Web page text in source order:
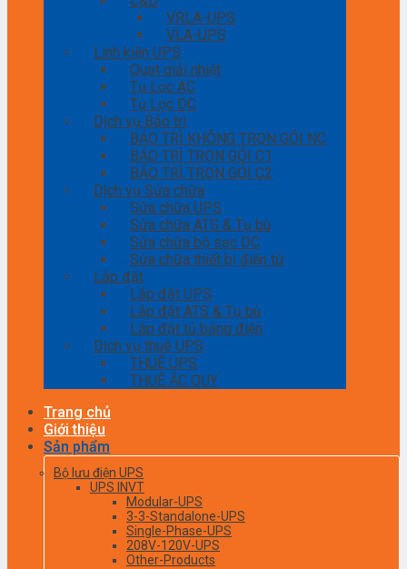
VRLA-UPS
VLA-UPS
Linh kiện UPS
Quạt giải nhiệt
Tụ Lọc AC
Tụ Lọc DC
Dịch vụ Bảo trì
BẢO TRÌ KHÔNG TRỌN GÓI NC
BẢO TRÌ TRỌN GÓI C1
BẢO TRÌ TRỌN GÓI C2
Dịch vụ Sửa chữa
Sửa chữa UPS
Sửa chữa ATS & Tụ bù
Sửa chữa bộ sạc DC
Sửa chữa thiết bị điện tử
Lắp đặt
Lắp đặt UPS
Lắp đặt ATS & Tụ bù
Lắp đặt tủ bảng điện
Dịch vụ thuê UPS
THUÊ UPS
THUÊ ẮC QUY
Trang chủ
Giới thiệu
Sản phẩm
Bộ lưu điện UPS
UPS INVT
Modular-UPS
3-3-Standalone-UPS
Single-Phase-UPS
208V-120V-UPS
Other-Products